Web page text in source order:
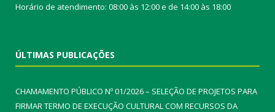
Horário de atendimento: 08:00 às 12:00 e de 14:00 às 18:00
ÚLTIMAS PUBLICAÇÕES
CHAMAMENTO PÚBLICO Nº 01/2026 – SELEÇÃO DE PROJETOS PARA
FIRMAR TERMO DE EXECUÇÃO CULTURAL COM RECURSOS DA